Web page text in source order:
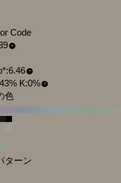
Code
K:0%
色
ターン